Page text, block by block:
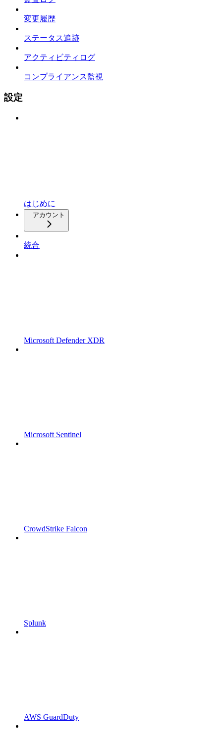
変更履歴
ステータス追跡
アクティビティログ
コンプライアンス監視
設定
はじめに
アカウント
統合
Microsoft Defender XDR
Microsoft Sentinel
CrowdStrike Falcon
Splunk
AWS GuardDuty